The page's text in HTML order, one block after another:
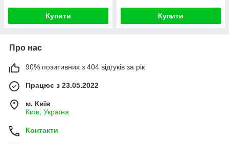
Купити Купити
Про нас
90% позитивних з 404 відгуків за рік
Працює з 23.05.2022
м. Київ
Київ, Україна
Контакти